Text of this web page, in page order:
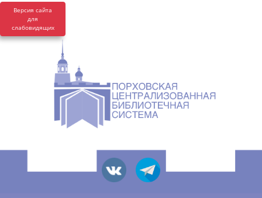
Версия сайта
для
слабовидящих